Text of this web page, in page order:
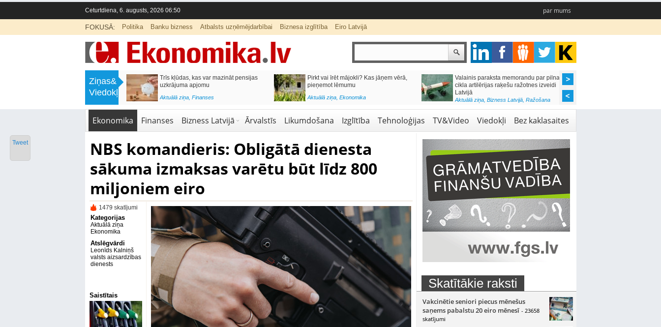
Ceturtdiena, 6. augusts, 2026 06:50 par mums
FOKUSĀ: Politika Banku bizness Atbalsts uzņēmējdarbībai Biznesa izglītība Eiro Latvijā
Ziņas&
Viedokļi
Inflācijas slogs atgriežas: ECB varētu
Trīs kļūdas, kas var mazināt pensijas
uzkrājuma apjomu
Aktuālā ziņa, Finanses
Pirkt vai īrēt mājokli? Kas jāņem vērā,
pieņemot lēmumu
Aktuālā ziņa, Ekonomika
Valainis paraksta memorandu par pilna
cikla artilērijas raķešu ražotnes izveidi
Latvijā
Aktuālā ziņa, Bizness Latvijā, Ražošana
Ekonomika Finanses Bizness Latvijā Ārvalstīs Likumdošana Izglītība Tehnoloģijas TV&Video Viedokļi Bez kaklasaites
NBS komandieris: Obligātā dienesta
sākuma izmaksas varētu būt līdz 800
miljoniem eiro
1479 skatījumi
Kategorijas
Aktuālā ziņa
Ekonomika
Atslēgvārdi
Leonīds Kalniņš
valsts aizsardzības
dienests
Saistītais
Skatītākie raksti
Vakcinētie seniori piecus mēnešus
saņems pabalstu 20 eiro mēnesī - 23658
skatījumi
Tweet